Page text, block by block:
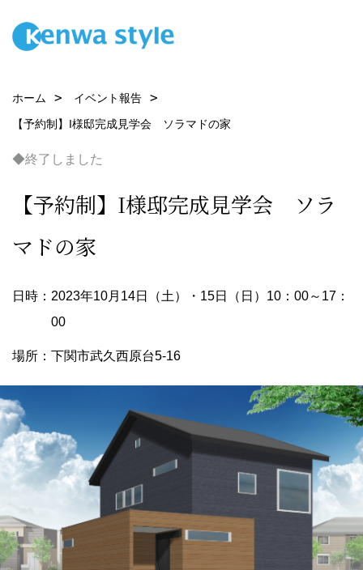
ホーム
イベント報告
【予約制】I様邸完成見学会 ソラマドの家
◆終了しました
【予約制】I様邸完成見学会 ソラ
マドの家
日時：2023年10月14日（土）・15日（日）10：00～17：
00
場所：下関市武久西原台5-16